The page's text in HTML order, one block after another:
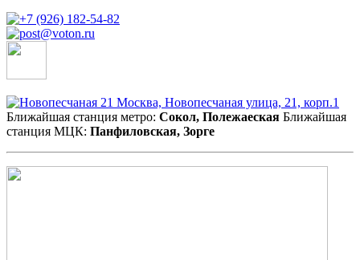
Москва, Новопесчаная улица, 21, корп.1
Ближайшая станция метро: Сокол, Полежаеская Ближайшая
станция МЦК: Панфиловская, Зорге